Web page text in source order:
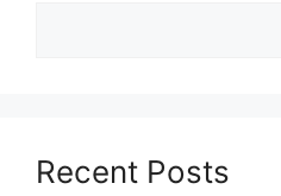
Calon hendaklah
berusia tidak
Recent Posts